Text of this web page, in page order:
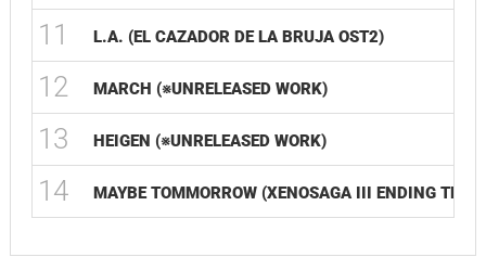
11 L.A. (EL CAZADOR DE LA BRUJA OST2)
12 MARCH (※UNRELEASED WORK)
13 HEIGEN (※UNRELEASED WORK)
14 MAYBE TOMMORROW (XENOSAGA III ENDING